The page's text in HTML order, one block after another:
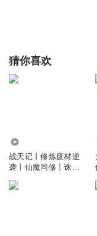
猜你喜欢
战天记丨修炼废材逆
袭丨仙魔同修丨诛仙